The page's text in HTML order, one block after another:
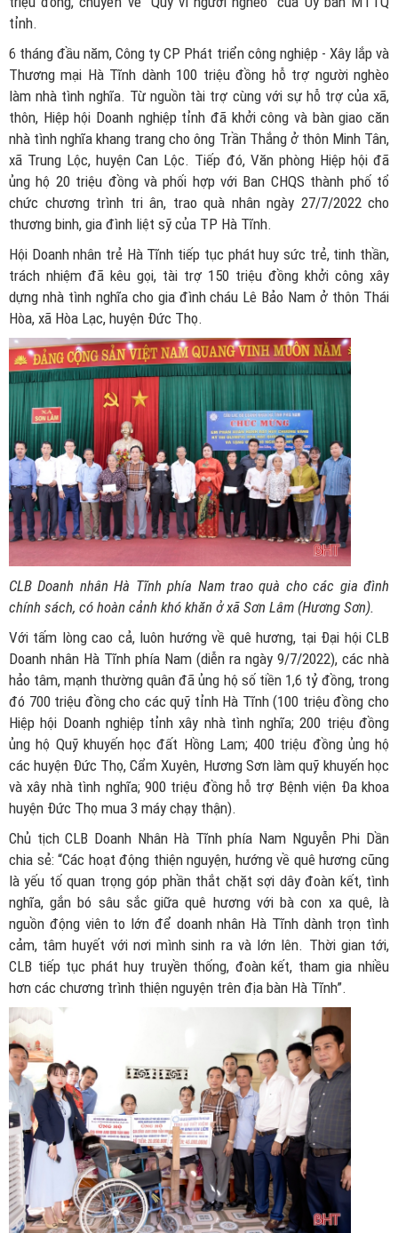
tỉnh.
6 tháng đầu năm, Công ty CP Phát triển công nghiệp - Xây lắp và
Thương mại Hà Tĩnh dành 100 triệu đồng hỗ trợ người nghèo
làm nhà tình nghĩa. Từ nguồn tài trợ cùng với sự hỗ trợ của xã,
thôn, Hiệp hội Doanh nghiệp tỉnh đã khởi công và bàn giao căn
nhà tình nghĩa khang trang cho ông Trần Thắng ở thôn Minh Tân,
xã Trung Lộc, huyện Can Lộc. Tiếp đó, Văn phòng Hiệp hội đã
ủng hộ 20 triệu đồng và phối hợp với Ban CHQS thành phố tổ
chức chương trình tri ân, trao quà nhân ngày 27/7/2022 cho
thương binh, gia đình liệt sỹ của TP Hà Tĩnh.
Hội Doanh nhân trẻ Hà Tĩnh tiếp tục phát huy sức trẻ, tinh thần,
trách nhiệm đã kêu gọi, tài trợ 150 triệu đồng khởi công xây
dựng nhà tình nghĩa cho gia đình cháu Lê Bảo Nam ở thôn Thái
Hòa, xã Hòa Lạc, huyện Đức Thọ.
CLB Doanh nhân Hà Tĩnh phía Nam trao quà cho các gia đình
chính sách, có hoàn cảnh khó khăn ở xã Sơn Lâm (Hương Sơn).
Với tấm lòng cao cả, luôn hướng về quê hương, tại Đại hội CLB
Doanh nhân Hà Tĩnh phía Nam (diễn ra ngày 9/7/2022), các nhà
hảo tâm, mạnh thường quân đã ủng hộ số tiền 1,6 tỷ đồng, trong
đó 700 triệu đồng cho các quỹ tỉnh Hà Tĩnh (100 triệu đồng cho
Hiệp hội Doanh nghiệp tỉnh xây nhà tình nghĩa; 200 triệu đồng
ủng hộ Quỹ khuyến học đất Hồng Lam; 400 triệu đồng ủng hộ
các huyện Đức Thọ, Cẩm Xuyên, Hương Sơn làm quỹ khuyến học
và xây nhà tình nghĩa; 900 triệu đồng hỗ trợ Bệnh viện Đa khoa
huyện Đức Thọ mua 3 máy chạy thận).
Chủ tịch CLB Doanh Nhân Hà Tĩnh phía Nam Nguyễn Phi Dần
chia sẻ: “Các hoạt động thiện nguyện, hướng về quê hương cũng
là yếu tố quan trọng góp phần thắt chặt sợi dây đoàn kết, tình
nghĩa, gắn bó sâu sắc giữa quê hương với bà con xa quê, là
nguồn động viên to lớn để doanh nhân Hà Tĩnh dành trọn tình
cảm, tâm huyết với nơi mình sinh ra và lớn lên. Thời gian tới,
CLB tiếp tục phát huy truyền thống, đoàn kết, tham gia nhiều
hơn các chương trình thiện nguyện trên địa bàn Hà Tĩnh”.